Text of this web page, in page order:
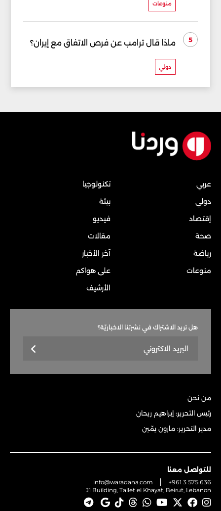
منوعات
5 ماذا قال ترامب عن فرص الاتفاق مع إيران؟
دولي
عربي
دولي
إقتصاد
صحة
رياضة
منوعات
تكنولوجيا
بيئة
فيديو
مقالات
آخر الأخبار
على هواكم
الأرشيف
هل تريد الاشتراك في نشرتنا الاخباريّة؟
من نحن
رئيس التحرير: إبراهيم ريحان
مدير التحرير: مارون يمّين
للتواصل معنا
info@waradana.com
+961 3 575 636
J1 Building, Tallet el Khayat, Beirut, Lebanon